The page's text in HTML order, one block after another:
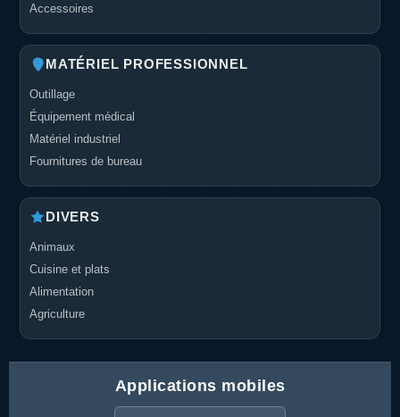
Accessoires
MATÉRIEL PROFESSIONNEL
Outillage
Équipement médical
Matériel industriel
Fournitures de bureau
DIVERS
Animaux
Cuisine et plats
Alimentation
Agriculture
Applications mobiles